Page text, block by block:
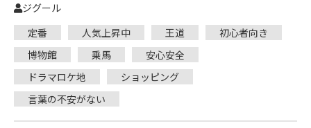
ジグール
定番
人気上昇中 王道
初心者向き
博物館
乗馬
安心安全
ドラマロケ地
ショッピング
言葉の不安がない